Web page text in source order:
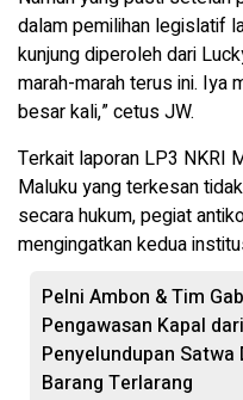
dalam pemilihan legislatif
kunjung diperoleh dari
marah-marah terus ini. Iya
besar kali,” cetus JW.
Terkait laporan LP3 NKRI
Maluku yang terkesan
secara hukum, pegiat
mengingatkan kedua
Pelni Ambon & Tim
Pengawasan Kapal dari
Penyelundupan Satwa
Barang Terlarang